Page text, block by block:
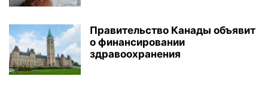
Правительство Канады объявит
о финансировании
здравоохранения